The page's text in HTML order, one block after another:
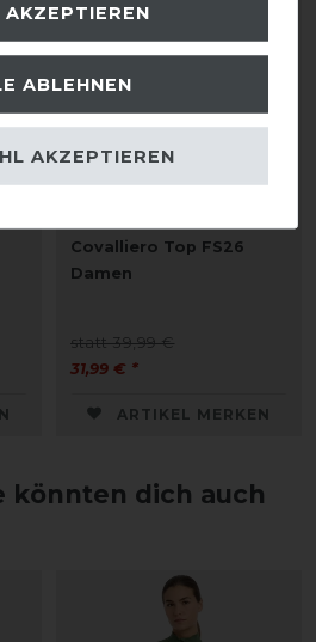
Covalliero Top FS26
Damen
statt 39,99 €
31,99 € *
ARTIKEL MERKEN
könnten dich auch
AKZEPTIEREN
ABLEHNEN
AKZEPTIEREN